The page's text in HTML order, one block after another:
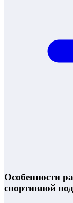
Особенности
спортивной